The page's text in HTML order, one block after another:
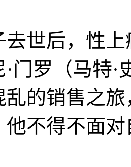
后，性上
门罗（马特
乱的销售之
他不得不面